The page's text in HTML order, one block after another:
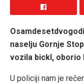
naselju Gornje
vozila bickl, oborio
U policiji nam je